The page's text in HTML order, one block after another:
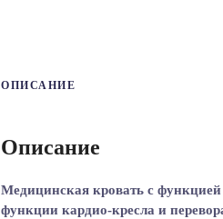
ОПИСАНИЕ
Описание
Медицинская кровать с
функции кардио-кресла и